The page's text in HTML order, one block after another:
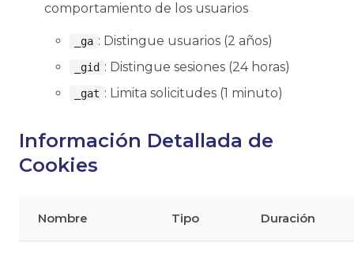
comportamiento de los usuarios
_ga : Distingue usuarios (2 años)
_gid : Distingue sesiones (24 horas)
_gat : Limita solicitudes (1 minuto)
Información Detallada de
Cookies
Nombre Tipo Duración